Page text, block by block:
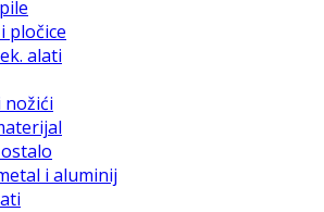
pločice
alati
nožići
i aluminij